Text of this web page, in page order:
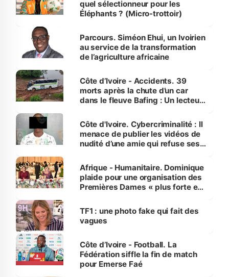
quel sélectionneur pour les
Éléphants ? (Micro-trottoir)
Parcours. Siméon Ehui, un Ivoirien
au service de la transformation
de l’agriculture africaine
Côte d’Ivoire - Accidents. 39
morts après la chute d’un car
dans le fleuve Bafing : Un lecteur
des Transports
Côte d'Ivoire. Cybercriminalité : Il
menace de publier les vidéos de
nudité d’une amie qui refuse ses
Afrique - Humanitaire. Dominique
plaide pour une organisation des
Premières Dames « plus forte et
sur la scène internationale »
TF1 : une photo fake qui fait des
vagues
Côte d’Ivoire - Football. La
Fédération siffle la fin de match
pour Emerse Faé